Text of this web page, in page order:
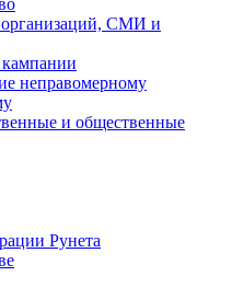
организаций, СМИ и
неправомерному
и общественные
Рунета